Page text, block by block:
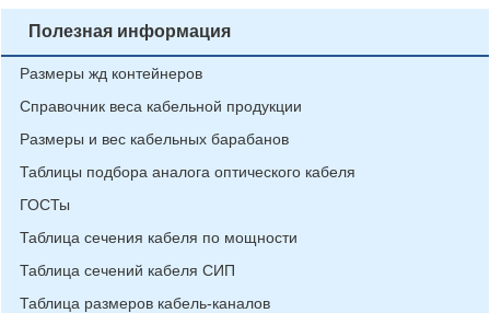
Полезная информация
Размеры жд контейнеров
Справочник веса кабельной продукции
Размеры и вес кабельных барабанов
Таблицы подбора аналога оптического кабеля
ГОСТы
Таблица сечения кабеля по мощности
Таблица сечений кабеля СИП
Таблица размеров кабель-каналов